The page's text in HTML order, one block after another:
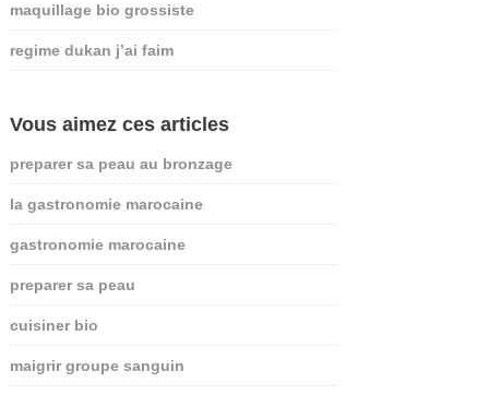
maquillage bio grossiste
regime dukan j’ai faim
Vous aimez ces articles
preparer sa peau au bronzage
la gastronomie marocaine
gastronomie marocaine
preparer sa peau
cuisiner bio
maigrir groupe sanguin